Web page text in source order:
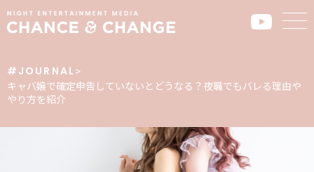
#JOURNAL >
キャバ嬢で確定申告していないとどうなる？夜職でもバレる理由や
やり方を紹介